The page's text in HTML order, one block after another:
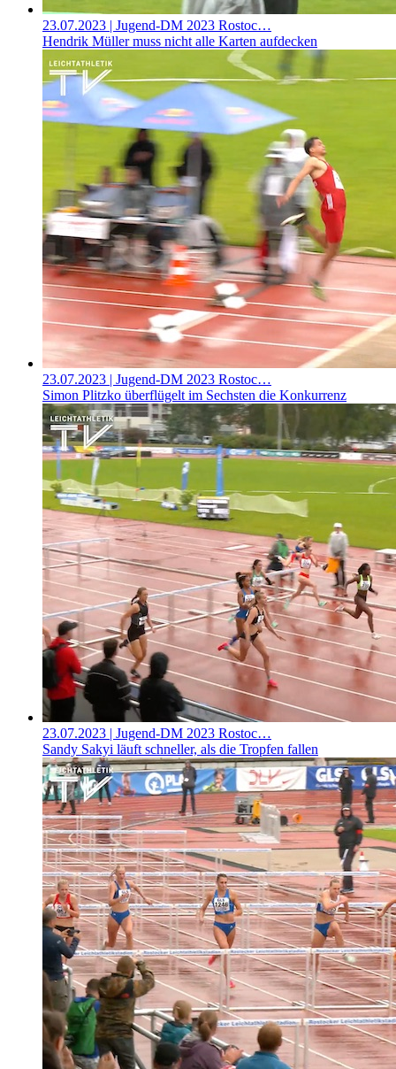
23.07.2023 | Jugend-DM 2023 Rostoc…
Hendrik Müller muss nicht alle Karten aufdecken
23.07.2023 | Jugend-DM 2023 Rostoc…
Simon Plitzko überflügelt im Sechsten die Konkurrenz
23.07.2023 | Jugend-DM 2023 Rostoc…
Sandy Sakyi läuft schneller, als die Tropfen fallen